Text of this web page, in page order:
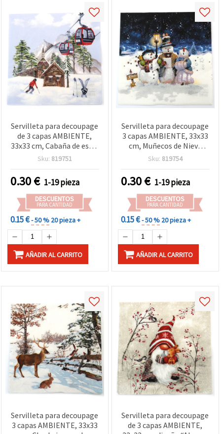
Servilleta para decoupage
de 3 capas AMBIENTE,
33x33 cm, Cabaña de esquí
- 1 unidad
Sku: 819751
0.30€ 1-19 pieza
DESCUENTOS
PARA CANTIDAD
0.15 €- 50 % 20 pieza +
AÑADIR AL CARRITO
Servilleta para decoupage
3 capas AMBIENTE, 33x33
cm, Muñecos de Nieve
Cantores - 1 unidad
Sku: 819754
0.30€ 1-19 pieza
DESCUENTOS
PARA CANTIDAD
0.15 €- 50 % 20 pieza +
AÑADIR AL CARRITO
Servilleta para decoupage
3 capas AMBIENTE, 33x33
Servilleta para decoupage
de 3 capas AMBIENTE,